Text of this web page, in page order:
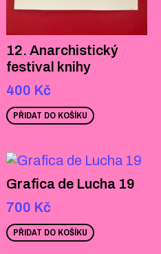
12. Anarchistický
festival knihy
400 Kč
PŘIDAT DO KOŠÍKU
Grafica de Lucha 19
700 Kč
PŘIDAT DO KOŠÍKU